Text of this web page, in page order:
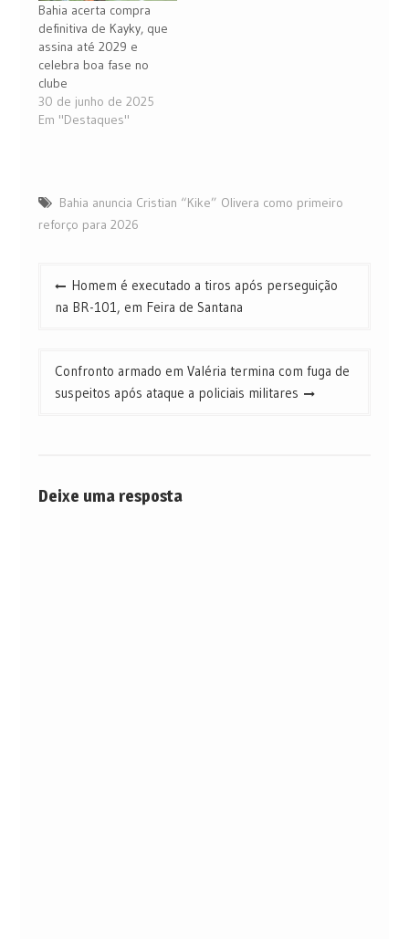
Bahia acerta compra
definitiva de Kayky, que
assina até 2029 e
celebra boa fase no
clube
30 de junho de 2025
Em "Destaques"
Bahia anuncia Cristian “Kike” Olivera como primeiro
reforço para 2026
Navegação
de
Homem é executado a tiros após perseguição
na BR-101, em Feira de Santana
Confronto armado em Valéria termina com fuga de
suspeitos após ataque a policiais militares
Deixe uma resposta